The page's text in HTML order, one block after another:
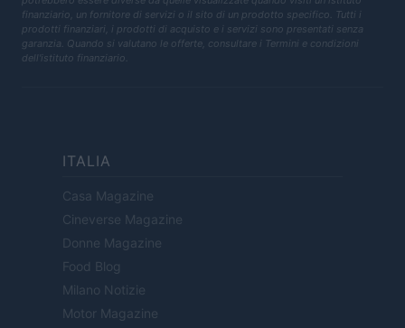
finanziario, un fornitore di servizi o il sito di un prodotto specifico. Tutti i
prodotti finanziari, i prodotti di acquisto e i servizi sono presentati senza
garanzia. Quando si valutano le offerte, consultare i Termini e condizioni
dell'istituto finanziario.
ITALIA
Casa Magazine
Cineverse Magazine
Donne Magazine
Food Blog
Milano Notizie
Motor Magazine